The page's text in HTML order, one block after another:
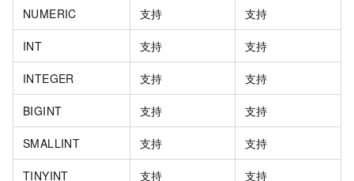
NUMERIC 支持 支持
INT 支持 支持
INTEGER 支持 支持
BIGINT 支持 支持
SMALLINT 支持 支持
TINYINT 支持 支持